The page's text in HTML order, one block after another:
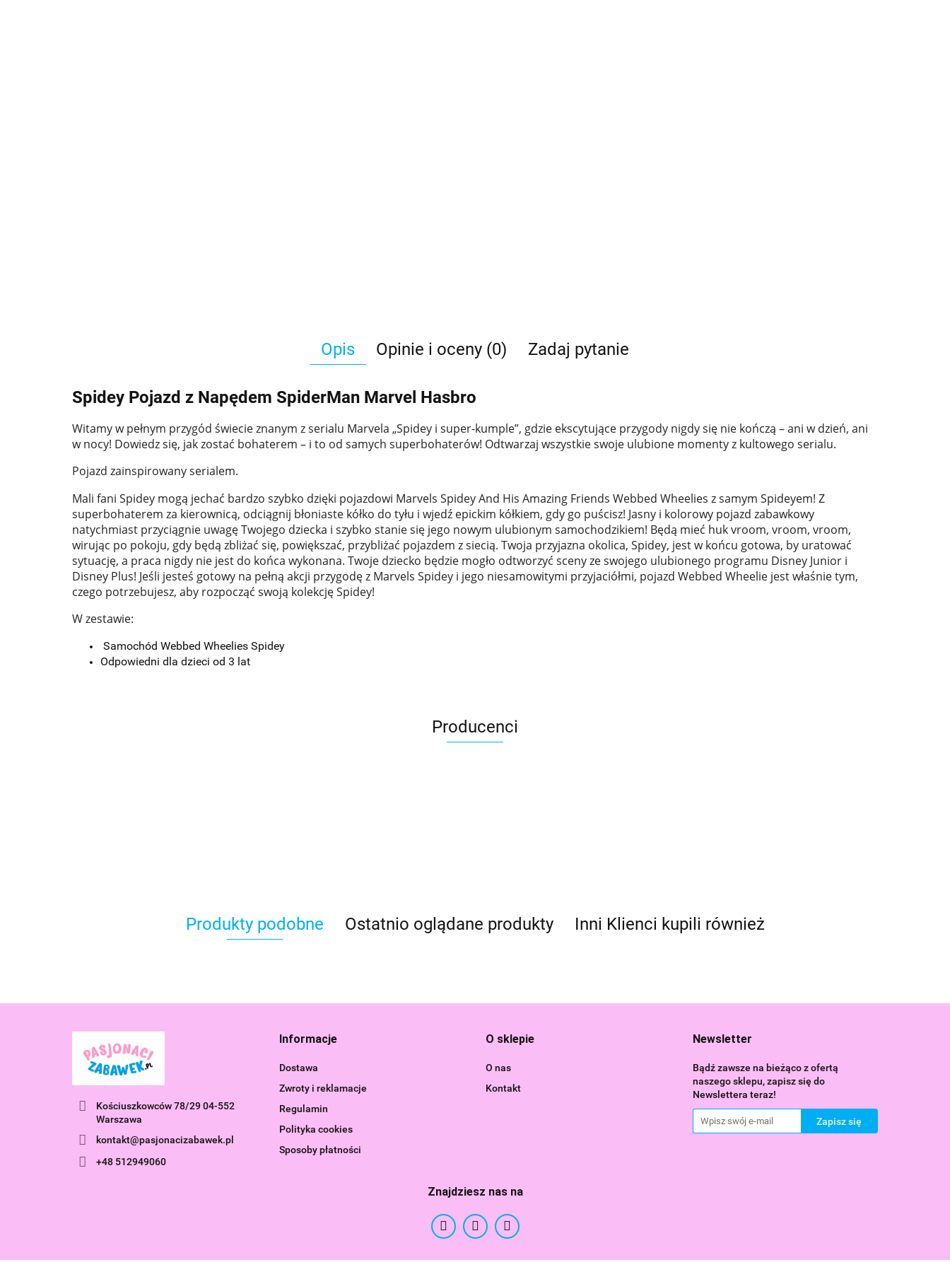
Opis Opinie i oceny (0) Zadaj pytanie
Spidey Pojazd z Napędem SpiderMan Marvel Hasbro
Witamy w pełnym przygód świecie znanym z serialu Marvela „Spidey i super-kumple”, gdzie ekscytujące przygody nigdy się nie kończą – ani w dzień, ani
w nocy! Dowiedz się, jak zostać bohaterem – i to od samych superbohaterów! Odtwarzaj wszystkie swoje ulubione momenty z kultowego serialu.
Pojazd zainspirowany serialem.
Mali fani Spidey mogą jechać bardzo szybko dzięki pojazdowi Marvels Spidey And His Amazing Friends Webbed Wheelies z samym Spideyem! Z
superbohaterem za kierownicą, odciągnij błoniaste kółko do tyłu i wjedź epickim kółkiem, gdy go puścisz! Jasny i kolorowy pojazd zabawkowy
natychmiast przyciągnie uwagę Twojego dziecka i szybko stanie się jego nowym ulubionym samochodzikiem! Będą mieć huk vroom, vroom, vroom,
wirując po pokoju, gdy będą zbliżać się, powiększać, przybliżać pojazdem z siecią. Twoja przyjazna okolica, Spidey, jest w końcu gotowa, by uratować
sytuację, a praca nigdy nie jest do końca wykonana. Twoje dziecko będzie mogło odtworzyć sceny ze swojego ulubionego programu Disney Junior i
Disney Plus! Jeśli jesteś gotowy na pełną akcji przygodę z Marvels Spidey i jego niesamowitymi przyjaciółmi, pojazd Webbed Wheelie jest właśnie tym,
czego potrzebujesz, aby rozpocząć swoją kolekcję Spidey!
W zestawie:
Samochód Webbed Wheelies Spidey
Odpowiedni dla dzieci od 3 lat
Producenci
Basic Fun
Bebble
Produkty podobne Ostatnio oglądane produkty Inni Klienci kupili również
Kościuszkowców 78/29 04-552
Warszawa
kontakt@pasjonacizabawek.pl
+48 512949060
Informacje
Dostawa
Zwroty i reklamacje
Regulamin
Polityka cookies
Sposoby płatności
O sklepie
O nas
Kontakt
Newsletter
Bądź zawsze na bieżąco z ofertą
naszego sklepu, zapisz się do
Newslettera teraz!
Znajdziesz nas na